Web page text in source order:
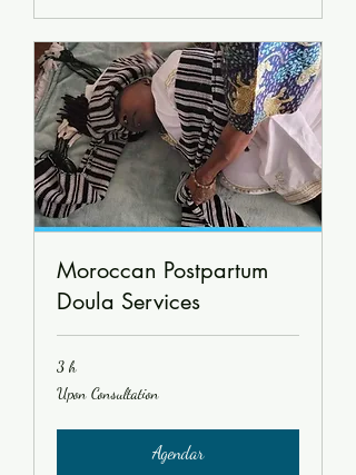
Moroccan Postpartum
Doula Services
3 h
Upon
Consultation
Upon Consultation
Agendar